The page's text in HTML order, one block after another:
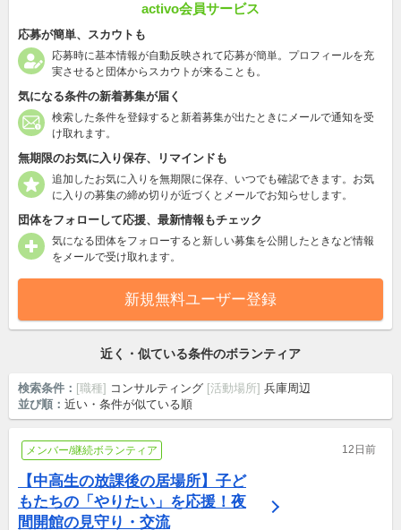
activo会員サービス
応募が簡単、スカウトも
応募時に基本情報が自動反映されて応募が簡単。プロフィールを充
実させると団体からスカウトが来ることも。
気になる条件の新着募集が届く
検索した条件を登録すると新着募集が出たときにメールで通知を受
け取れます。
無期限のお気に入り保存、リマインドも
追加したお気に入りを無期限に保存、いつでも確認できます。お気
に入りの募集の締め切りが近づくとメールでお知らせします。
団体をフォローして応援、最新情報もチェック
気になる団体をフォローすると新しい募集を公開したときなど情報
をメールで受け取れます。
新規無料ユーザー登録
近く・似ている条件のボランティア
検索条件： [職種] コンサルティング [活動場所] 兵庫周辺
並び順： 近い・条件が似ている順
メンバー/継続ボランティア 12日前
【中高生の放課後の居場所】子ど
もたちの「やりたい」を応援！夜
間開館の見守り・交流